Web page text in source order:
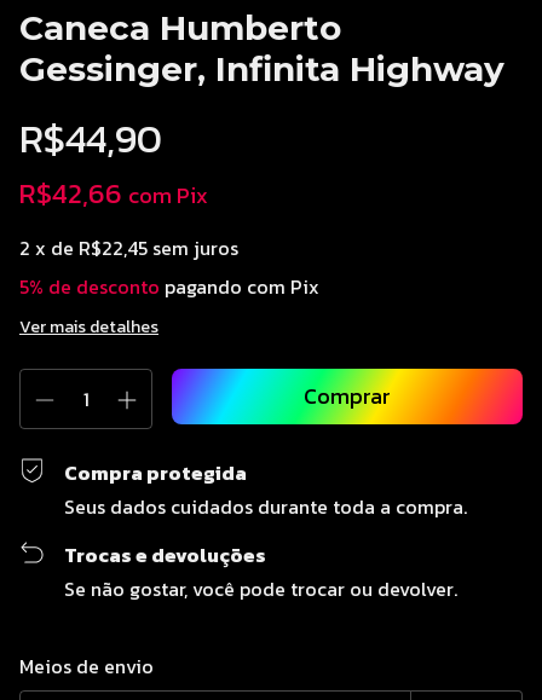
Caneca Humberto
Gessinger, Infinita Highway
R$44,90
R$42,66 com Pix
2 x de R$22,45 sem juros
5% de desconto pagando com Pix
Ver mais detalhes
Compra protegida
Seus dados cuidados durante toda a compra.
Trocas e devoluções
Se não gostar, você pode trocar ou devolver.
Entregas para o CEP:
Meios de envio